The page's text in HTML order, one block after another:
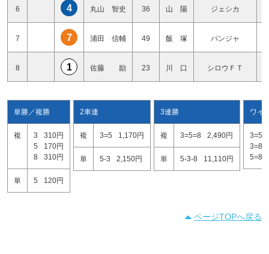
6 4 丸山 智史 36 山 陽 ジェシカ
7 7 浦田 信輔 49 飯 塚 パンジャ
8 1 佐藤 励 23 川 口 シロウＦＴ
単勝／複勝
複 3
310円
5
170円
8
310円
単 5 120円
2車連
複 3=5 1,170円
単 5-3 2,150円
3連勝
複 3=5=8 2,490円
単 5-3-8 11,110円
ワイ
3=5
3=8
5=8
ページTOPへ戻る